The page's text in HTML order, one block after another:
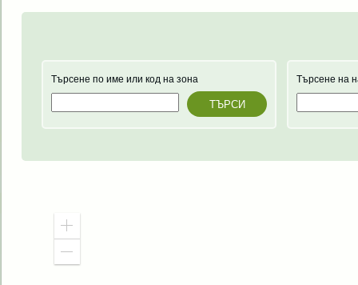
Търсене по име или код на зона
ТЪРСИ
Търсене на
Приближаване